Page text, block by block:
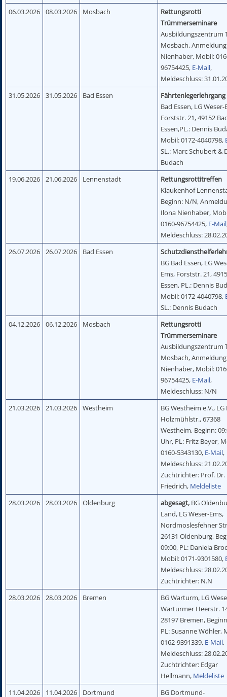
06.03.2026
08.03.2026 Mosbach
Rettungsrotti
Trümmerseminare
Ausbildungszentrum
Mosbach,
Nienhaber, Mobil:
96754425, E-Mail,
Meldeschluss:
31.05.2026
31.05.2026 Bad Essen Fährtenlegerlehrgang
Bad Essen, LG Weser-
Forststr. 21, 49152
Essen,PL.: Dennis
Mobil: 0172-4040798,
SL.: Marc Schubert &
Budach
19.06.2026
21.06.2026 Lennenstadt
Rettungsrottitreffen
Klaukenhof
Beginn: N/N,
Ilona Nienhaber,
0160-96754425, E-Mail
Meldeschluss:
26.07.2026
26.07.2026 Bad Essen
BG Bad Essen, LG
Ems, Forststr. 21,
Essen, PL.: Dennis
Mobil: 0172-4040798,
SL.: Dennis Budach
04.12.2026
06.12.2026 Mosbach
Rettungsrotti
Trümmerseminare
Ausbildungszentrum
Mosbach,
Nienhaber, Mobil:
96754425, E-Mail,
Meldeschluss: N/N
21.03.2026
21.03.2026 Westheim
BG Westheim e.V., LG
Holzmühlstr., 67368
Westheim, Beginn:
Uhr, PL: Fritz Beyer,
0160-5343130, E-Mail,
Meldeschluss:
Zuchtrichter: Prof. Dr.
Friedrich, Meldeliste
28.03.2026
28.03.2026 Oldenburg abgesagt, BG
Land, LG Weser-Ems,
Nordmoslesfehner
26131 Oldenburg,
09:00, PL: Daniela
Mobil: 0171-9301580,
Meldeschluss:
Zuchtrichter: N.N
28.03.2026
28.03.2026 Bremen
BG Warturm, LG
Warturmer Heerstr.
28197 Bremen,
PL: Susanne Wöhler,
0162-9391339, E-Mail,
Meldeschluss:
Zuchtrichter: Edgar
Hellmann, Meldeliste
11.04.2026
11.04.2026 Dortmund BG Dortmund-